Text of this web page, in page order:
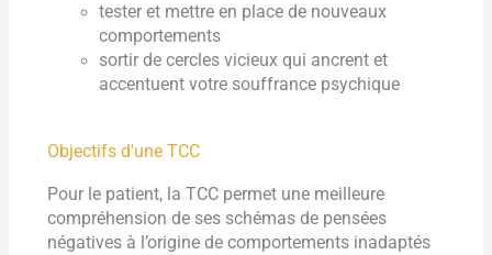
tester et mettre en place de nouveaux
comportements
sortir de cercles vicieux qui ancrent et
accentuent votre souffrance psychique
Objectifs d'une TCC
Pour le patient, la TCC permet une meilleure
compréhension de ses schémas de pensées
négatives à l’origine de comportements inadaptés